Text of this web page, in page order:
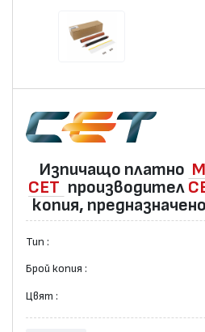
Изпичащо платно
CET производител
копия,
Тип :
Брой копия :
Цвят :